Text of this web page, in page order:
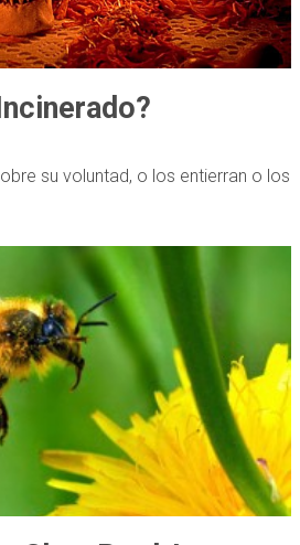
su voluntad, o los entierran o los